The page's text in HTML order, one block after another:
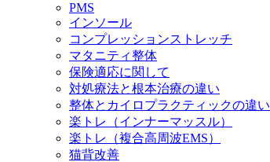
PMS
インソール
コンプレッションストレッチ
マタニティ整体
保険適応に関して
対処療法と根本治療の違い
整体とカイロプラクティックの違い
楽トレ（インナーマッスル）
楽トレ（複合高周波EMS）
猫背改善